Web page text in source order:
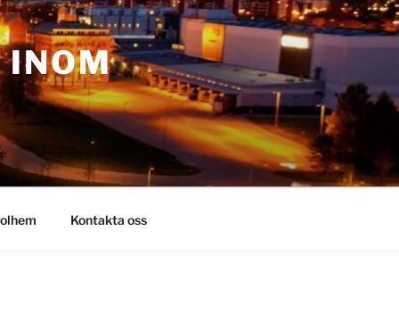
INOM
Kontakta oss